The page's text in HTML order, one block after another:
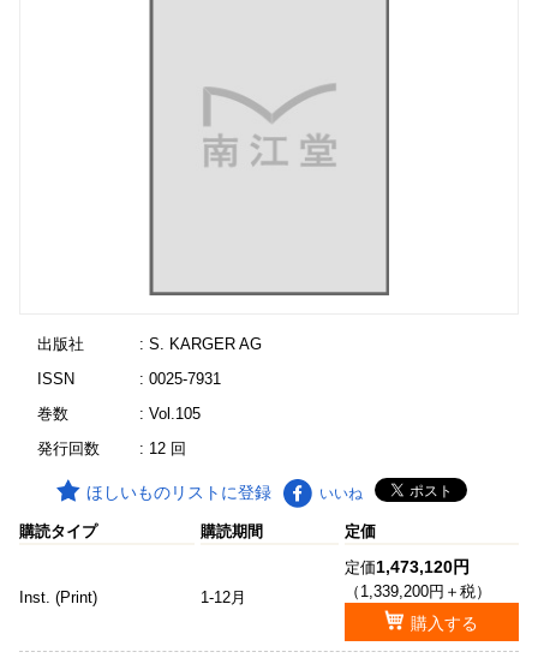
出版社
: S. KARGER AG
ISSN
: 0025-7931
巻数
: Vol.105
発行回数
: 12 回
ほしいものリストに登録 いいね
購読タイプ 購読期間 定価
Inst. (Print) 1-12月
定価1,473,120円
（1,339,200円＋税）
購入する